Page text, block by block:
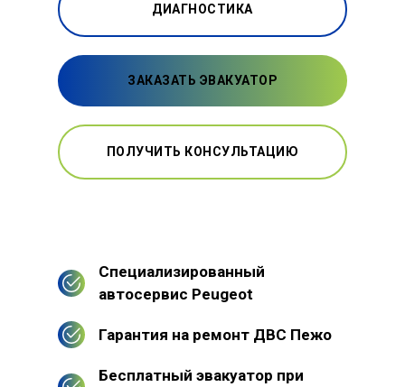
ДИАГНОСТИКА
ЗАКАЗАТЬ ЭВАКУАТОР
ПОЛУЧИТЬ КОНСУЛЬТАЦИЮ
Специализированный
автосервис Peugeot
Гарантия на ремонт ДВС Пежо
Бесплатный эвакуатор при